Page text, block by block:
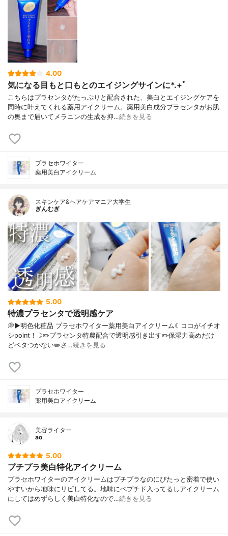
4.00
気になる目もと口もとのエイジングサインに*.+ﾟ
こちらはプラセンタがたっぷりと配合された、美白とエイジングケアを
同時に叶えてくれる薬用アイクリーム。薬用美白成分プラセンタがお肌
の奥まで届いてメラニンの生成を抑…続きを見る
プラセホワイター
薬用美白アイクリーム
スキンケア&ヘアケアマニア大学生
ぎんむぎ
5.00
特濃プラセンタで透明感ケア
💭▶️明色化粧品 プラセホワイター薬用美白アイクリーム☾ココがイチオ
シpoint！☽✏️プラセンタ特農配合で透明感引き出す✏️保湿力高めだけ
どベタつかない✏️さ…続きを見る
プラセホワイター
薬用美白アイクリーム
美容ライター
ao
5.00
プチプラ美白特化アイクリーム
プラセホワイターのアイクリームはプチプラなのにぴたっと密着で使い
やすいから地味にリピしてる。地味にペプチド入ってるしアイクリーム
にしてはめずらしく美白特化なので…続きを見る